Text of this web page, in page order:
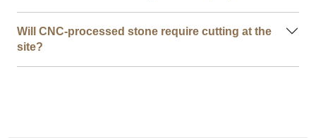
Will CNC-processed stone require cutting at the
site?